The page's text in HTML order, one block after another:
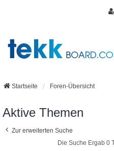
Startseite Foren-Übersicht
Aktive Themen
Zur erweiterten Suche
Die Suche Ergab 0